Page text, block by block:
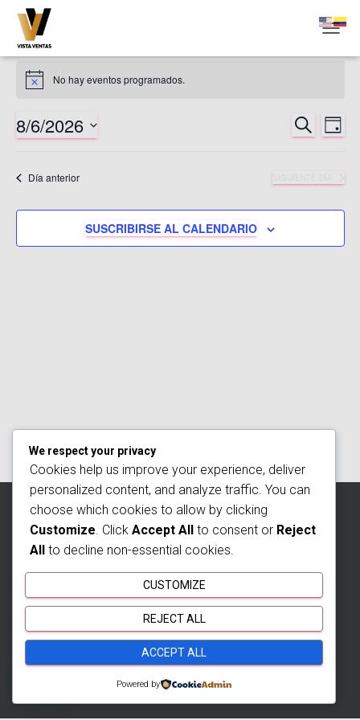
Eventos
agosto
6,
Aviso No hay eventos programados.
y
BUSCAR
de
DÍA
8/6/2026
fecha.
Día anterior
SUSCRIBIRSE AL CALENDARIO
INICIO EDIFICIO VISTA 78 APTO. EN BARRANQUILLA
APTO. EN ENVIGADO BLOG ¿QUIÉNES SOMOS?
CONTÁCTANOS
Hestia | Desarrollado porThemeIsle
We respect your privacy
Cookies help us improve your experience, deliver
personalized content, and analyze traffic. You can
choose which cookies to allow by clicking
Customize. Click Accept All to consent or Reject
All to decline non-essential cookies.
CUSTOMIZE
REJECT ALL
ACCEPT ALL
Powered by